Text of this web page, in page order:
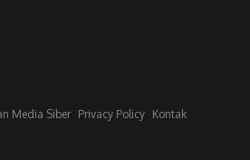
Media Siber Privacy Policy Kontak